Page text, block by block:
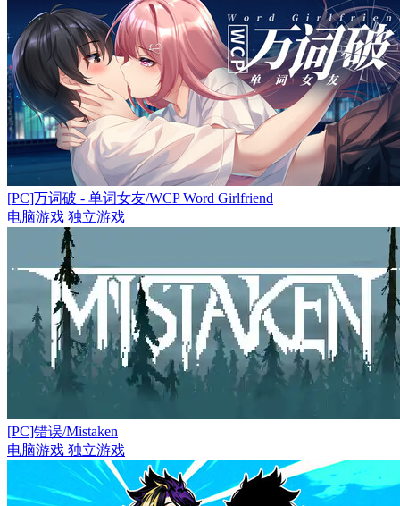
[PC]万词破 - 单词女友/WCP Word Girlfriend
电脑游戏 独立游戏
[PC]错误/Mistaken
电脑游戏 独立游戏